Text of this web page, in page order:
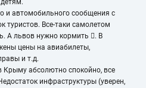
и автомобильного сообщения с
туристов. Все-таки самолетом
А львов нужно кормить . В
цены на авиабилеты,
и т.д.
Крыму абсолютно спокойно, все
инфраструктуры (уверен,